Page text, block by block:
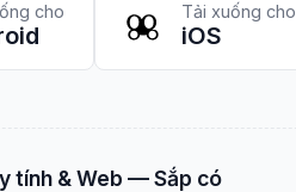
cho Tải xuống cho
iOS
tính & Web — Sắp có